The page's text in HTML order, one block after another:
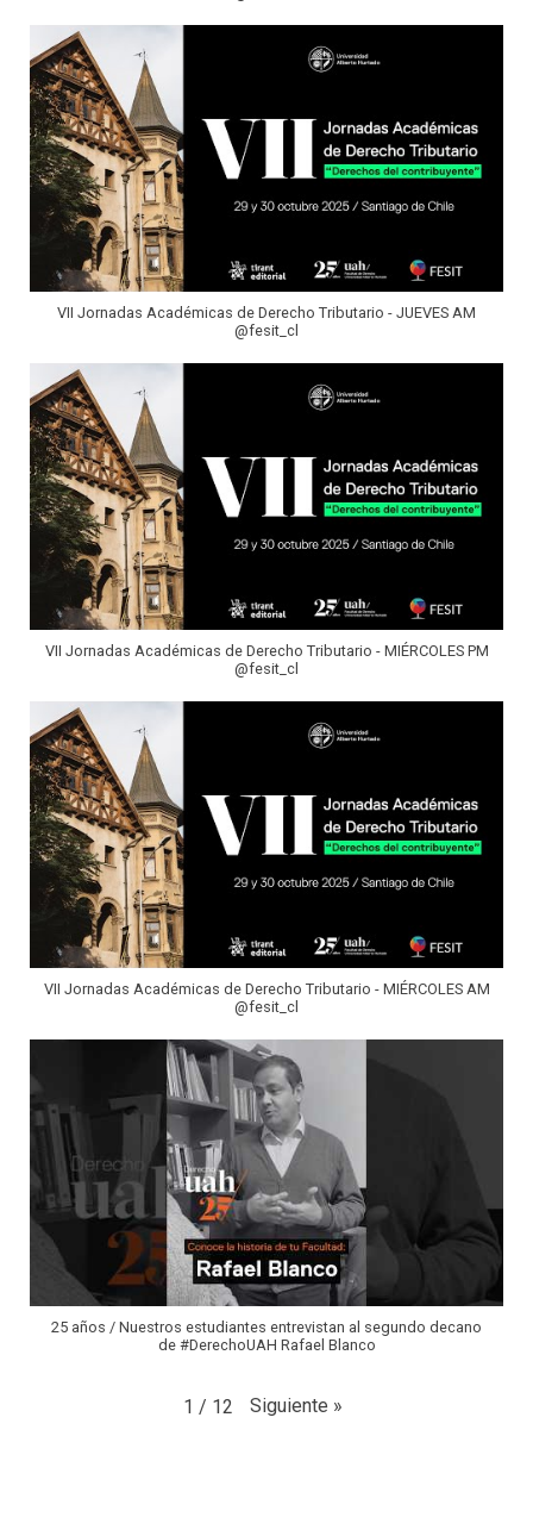
VII Jornadas Académicas de Derecho Tributario - JUEVES AM
@fesit_cl
VII Jornadas Académicas de Derecho Tributario - MIÉRCOLES PM
@fesit_cl
VII Jornadas Académicas de Derecho Tributario - MIÉRCOLES AM
@fesit_cl
25 años / Nuestros estudiantes entrevistan al segundo decano
de #DerechoUAH Rafael Blanco
1 / 12 Siguiente »